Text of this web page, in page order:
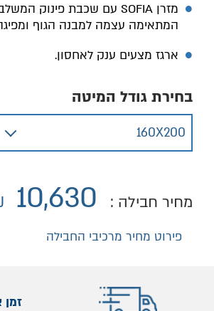
מזרן SOFIA עם שכבת פינוק המשלבת שכבת
המתאימה עצמה למבנה הגוף
ארגז מצעים ענק לאחסון.
בחירת גודל המיטה
מחיר חבילה : 10,630
פירוט מחיר מרכיבי החבילה